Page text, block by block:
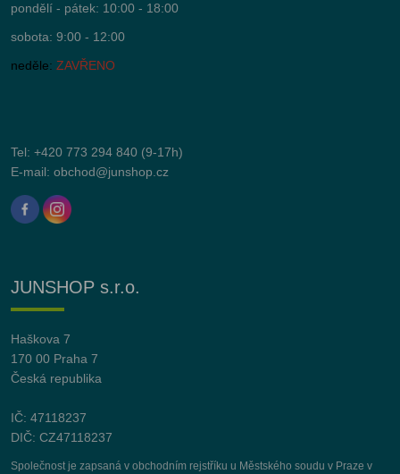
pondělí - pátek: 10:00 - 18:00
sobota: 9:00 - 12:00
neděle: ZAVŘENO
Tel: +420 773 294 840 (9-17h)
E-mail: obchod@junshop.cz
JUNSHOP s.r.o.
Haškova 7
170 00 Praha 7
Česká republika
IČ: 47118237
DIČ: CZ47118237
Společnost je zapsaná v obchodním rejstříku u Městského soudu v Praze v